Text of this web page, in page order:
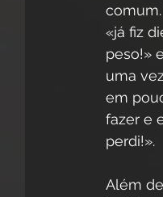
«já fiz
peso!»
uma
em
fazer e
perdi!».
Além